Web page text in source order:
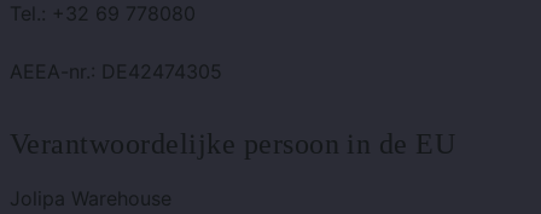
Tel.: +32 69 778080
AEEA-nr.: DE42474305
Verantwoordelijke persoon in de EU
Jolipa Warehouse